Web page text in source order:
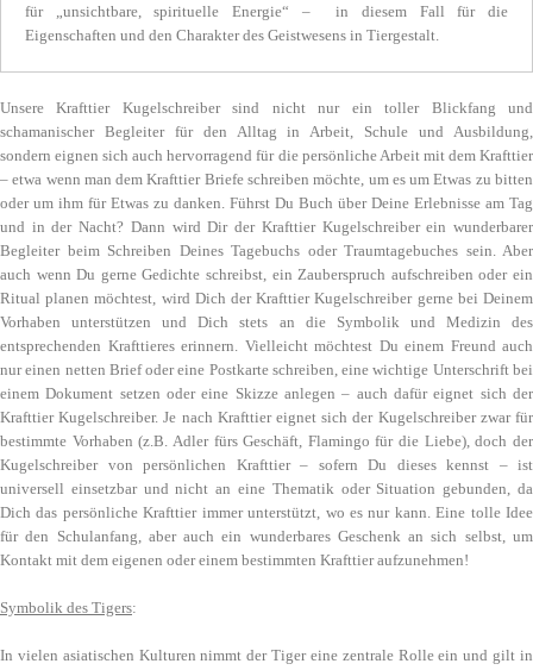
für „unsichtbare, spirituelle Energie“ – in diesem Fall für die
Eigenschaften und den Charakter des Geistwesens in Tiergestalt.
Unsere Krafttier Kugelschreiber sind nicht nur ein toller Blickfang und
schamanischer Begleiter für den Alltag in Arbeit, Schule und Ausbildung,
sondern eignen sich auch hervorragend für die persönliche Arbeit mit dem Krafttier
– etwa wenn man dem Krafttier Briefe schreiben möchte, um es um Etwas zu bitten
oder um ihm für Etwas zu danken. Führst Du Buch über Deine Erlebnisse am Tag
und in der Nacht? Dann wird Dir der Krafttier Kugelschreiber ein wunderbarer
Begleiter beim Schreiben Deines Tagebuchs oder Traumtagebuches sein. Aber
auch wenn Du gerne Gedichte schreibst, ein Zauberspruch aufschreiben oder ein
Ritual planen möchtest, wird Dich der Krafttier Kugelschreiber gerne bei Deinem
Vorhaben unterstützen und Dich stets an die Symbolik und Medizin des
entsprechenden Krafttieres erinnern. Vielleicht möchtest Du einem Freund auch
nur einen netten Brief oder eine Postkarte schreiben, eine wichtige Unterschrift bei
einem Dokument setzen oder eine Skizze anlegen – auch dafür eignet sich der
Krafttier Kugelschreiber. Je nach Krafttier eignet sich der Kugelschreiber zwar für
bestimmte Vorhaben (z.B. Adler fürs Geschäft, Flamingo für die Liebe), doch der
Kugelschreiber von persönlichen Krafttier – sofern Du dieses kennst – ist
universell einsetzbar und nicht an eine Thematik oder Situation gebunden, da
Dich das persönliche Krafttier immer unterstützt, wo es nur kann. Eine tolle Idee
für den Schulanfang, aber auch ein wunderbares Geschenk an sich selbst, um
Kontakt mit dem eigenen oder einem bestimmten Krafttier aufzunehmen!
Symbolik des Tigers:
In vielen asiatischen Kulturen nimmt der Tiger eine zentrale Rolle ein und gilt in